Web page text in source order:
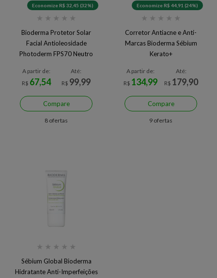
Economize R$ 32,45 (32%)
★ ★ ★ ★ ★
Bioderma Protetor Solar
Facial Antioleosidade
Photoderm FPS70 Neutro
A partir de:
R$ 67,54
Até:
R$ 99,99
Compare
8 ofertas
Economize R$ 44,91 (24%)
★ ★ ★ ★ ★
Corretor Antiacne e Anti-
Marcas Bioderma Sébium
Kerato+
A partir de:
R$ 134,99
Até:
R$ 179,90
Compare
9 ofertas
★ ★ ★ ★ ★
Sébium Global Bioderma
Hidratante Anti-Imperfeições